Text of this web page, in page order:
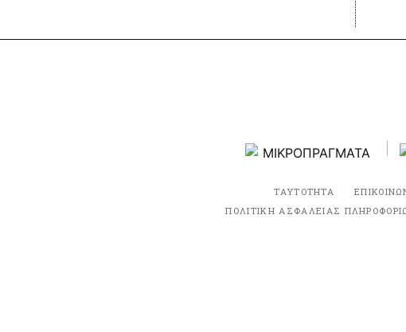
ΤΑΥΤΟΤΗΤΑ
ΠΟΛΙΤΙΚΗ ΑΣΦΑΛΕΙΑΣ